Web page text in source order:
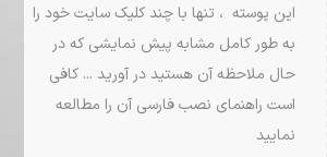
این پوسته ، تنها با چند کلیک سایت خود را
به طور کامل مشابه پیش نمایشی که در
حال ملاحظه آن هستید در آورید ... کافی
است راهنمای نصب فارسی آن را مطالعه
نمایید